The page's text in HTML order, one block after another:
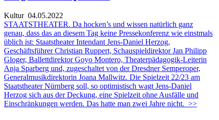
Kultur04.05.2022
STAATSTHEATER. Da hocken’s und wissen natürlich ganz
genau, dass das an diesem Tag keine Pressekonferenz wie einstmals
üblich ist: Staatstheater Intendant Jens-Daniel Herzog,
Geschäftsführer Christian Ruppert, Schauspieldirektor Jan Philipp
Gloger, Ballettdirektor Goyo Montero, Theaterpädagogik-Leiterin
Anja Sparberg und, zugeschaltet von der Dresdner Semperoper,
Generalmusikdirektorin Joana Mallwitz. Die Spielzeit 22/23 am
Staatstheater Nürnberg soll, so optimistisch wagt Jens-Daniel
Herzog sich aus der Deckung, eine Spielzeit ohne Ausfälle und
Einschränkungen werden. Das hatte man zwei Jahre nicht. >>